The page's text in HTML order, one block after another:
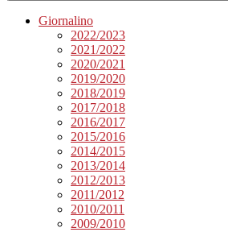
Giornalino
2022/2023
2021/2022
2020/2021
2019/2020
2018/2019
2017/2018
2016/2017
2015/2016
2014/2015
2013/2014
2012/2013
2011/2012
2010/2011
2009/2010